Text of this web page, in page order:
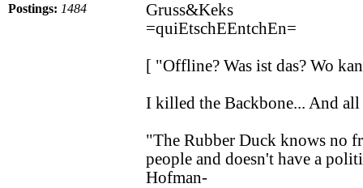
Postings: 1484
Gruss&Keks
=quiEtschEEntchEn=
[ "Offline? Was ist das? Wo
I killed the Backbone... And
"The Rubber Duck knows no
people and doesn't have a
Hofman-